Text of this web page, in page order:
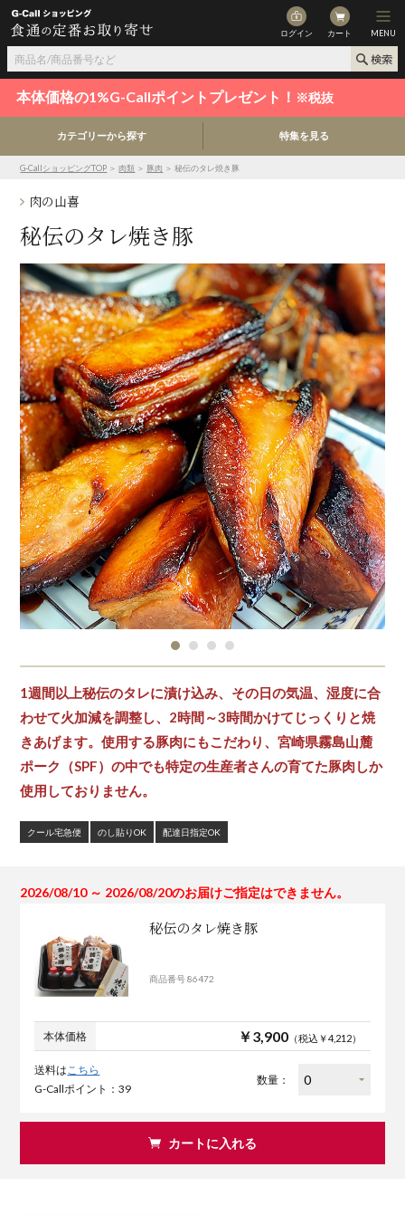
ログイン カート MENU
本体価格の1%G-Callポイントプレゼント！ ※税抜
カテゴリーから探す 特集を見る
G-CallショッピングTOP ＞肉類 ＞ 豚肉 ＞ 秘伝のタレ焼き豚
肉の山喜
秘伝のタレ焼き豚
1週間以上秘伝のタレに漬け込み、その日の気温、湿度に合
わせて火加減を調整し、2時間～3時間かけてじっくりと焼
きあげます。使用する豚肉にもこだわり、宮崎県霧島山麓
ポーク（SPF）の中でも特定の生産者さんの育てた豚肉しか
使用しておりません。
クール宅急便 のし貼りOK 配達日指定OK
2026/08/10 ～ 2026/08/20のお届けご指定はできません。
秘伝のタレ焼き豚
商品番号 86472
本体価格 ￥3,900（税込￥4,212）
送料はこちら
G-Callポイント：39
数量：
カートに入れる